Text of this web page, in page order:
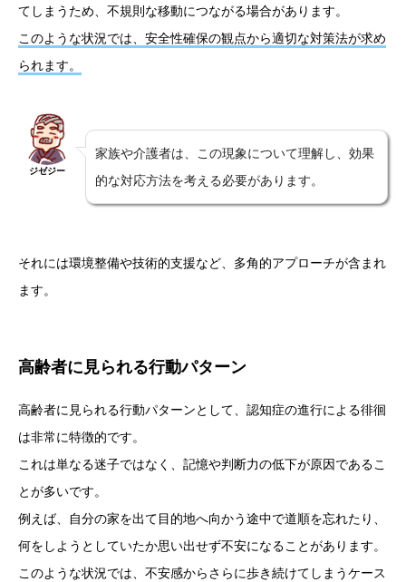
てしまうため、不規則な移動につながる場合があります。
このような状況では、安全性確保の観点から適切な対策法が求め
られます。
ジゼジー
家族や介護者は、この現象について理解し、効果
的な対応方法を考える必要があります。
それには環境整備や技術的支援など、多角的アプローチが含まれ
ます。
高齢者に見られる行動パターン
高齢者に見られる行動パターンとして、認知症の進行による徘徊
は非常に特徴的です。
これは単なる迷子ではなく、記憶や判断力の低下が原因であるこ
とが多いです。
例えば、自分の家を出て目的地へ向かう途中で道順を忘れたり、
何をしようとしていたか思い出せず不安になることがあります。
このような状況では、不安感からさらに歩き続けてしまうケース